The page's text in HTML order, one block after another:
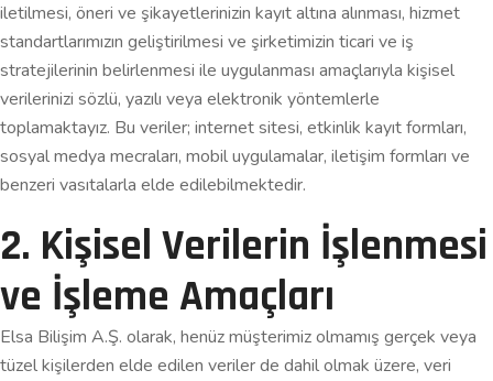
iletilmesi, öneri ve şikayetlerinizin kayıt altına alınması, hizmet
standartlarımızın geliştirilmesi ve şirketimizin ticari ve iş
stratejilerinin belirlenmesi ile uygulanması amaçlarıyla kişisel
verilerinizi sözlü, yazılı veya elektronik yöntemlerle
toplamaktayız. Bu veriler; internet sitesi, etkinlik kayıt formları,
sosyal medya mecraları, mobil uygulamalar, iletişim formları ve
benzeri vasıtalarla elde edilebilmektedir.
2. Kişisel Verilerin İşlenmesi
ve İşleme Amaçları
Elsa Bilişim A.Ş. olarak, henüz müşterimiz olmamış gerçek veya
tüzel kişilerden elde edilen veriler de dahil olmak üzere, veri